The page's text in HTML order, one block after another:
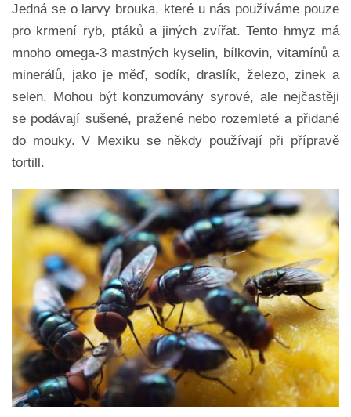
Jedná se o larvy brouka, které u nás používáme pouze
pro krmení ryb, ptáků a jiných zvířat. Tento hmyz má
mnoho omega-3 mastných kyselin, bílkovin, vitamínů a
minerálů, jako je měď, sodík, draslík, železo, zinek a
selen. Mohou být konzumovány syrové, ale nejčastěji
se podávají sušené, pražené nebo rozemleté a přidané
do mouky. V Mexiku se někdy používají při přípravě
tortill.